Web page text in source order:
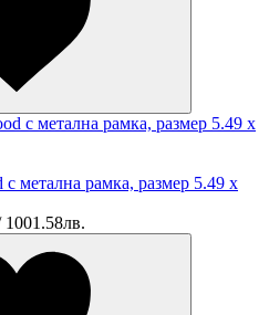
метална рамка, размер 5.49 x
1001.58лв.